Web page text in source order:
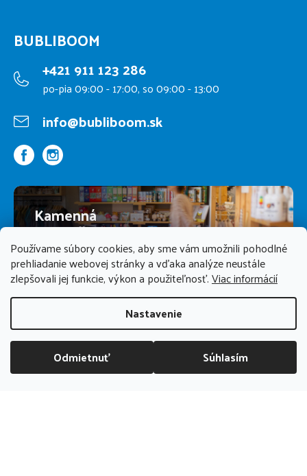
Používame súbory cookies, aby sme vám umožnili pohodlné
prehliadanie webovej stránky a vďaka analýze neustále
zlepšovali jej funkcie, výkon a použiteľnosť.Viac informácií
Nastavenie
Odmietnuť Súhlasím
DOPRAVA ZADARMO NAD 70 EUR
BUBLIBOOM
+421 911 123 286
po-pia 09:00 - 17:00, so 09:00 - 13:00
info@bubliboom.sk
Kamenná
predajňa
PREDAJŇA ZATVORENÁ